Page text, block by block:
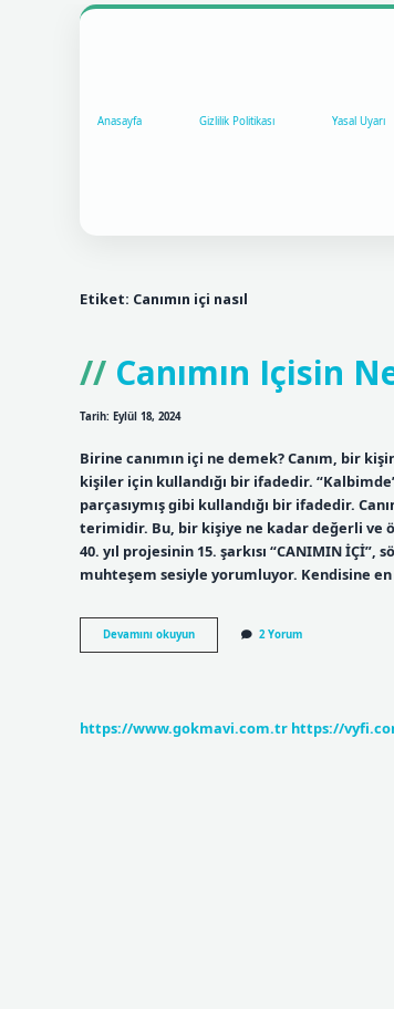
Anasayfa Gizlilik Politikası Yasal Uyarı
Etiket: Canımın içi nasıl
Canımın Içisin
Tarih: Eylül 18, 2024
Birine canımın içi ne demek? Canım, bir
kişiler için kullandığı bir ifadedir.
parçasıymış gibi kullandığı bir ifadedir.
terimidir. Bu, bir kişiye ne kadar değerli ve
40. yıl projesinin 15. şarkısı “CANIMIN
muhteşem sesiyle yorumluyor. Kendisine
Devamını okuyunCanımın
Içisin
2 Yorum
https://www.gokmavi.com.tr https://